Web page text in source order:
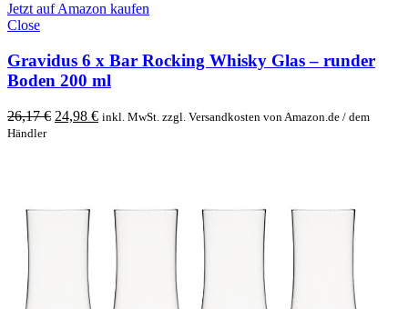
Jetzt auf Amazon kaufen
Close
Gravidus 6 x Bar Rocking Whisky Glas – runder
Boden 200 ml
26,17€ Original
24,98 €Current
inkl. MwSt. zzgl. Versandkosten von Amazon.de / dem
Händler